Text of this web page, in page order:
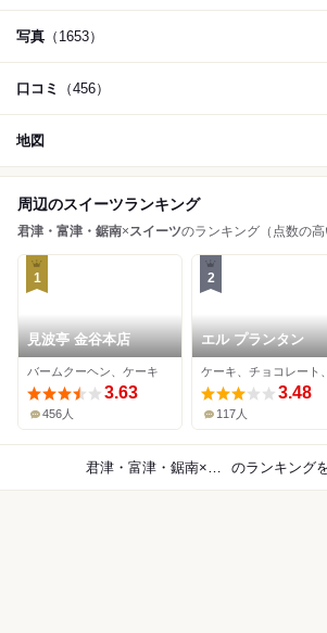
写真 （1653）
口コミ （456）
地図
周辺のスイーツランキング
君津・富津・鋸南×スイーツのランキング（点数の高
1
見波亭 金谷本店
バームクーヘン、ケーキ
3.63
456人
2
エル プランタン
3.48
117人
君津・富津・鋸南×スイーツ のランキング